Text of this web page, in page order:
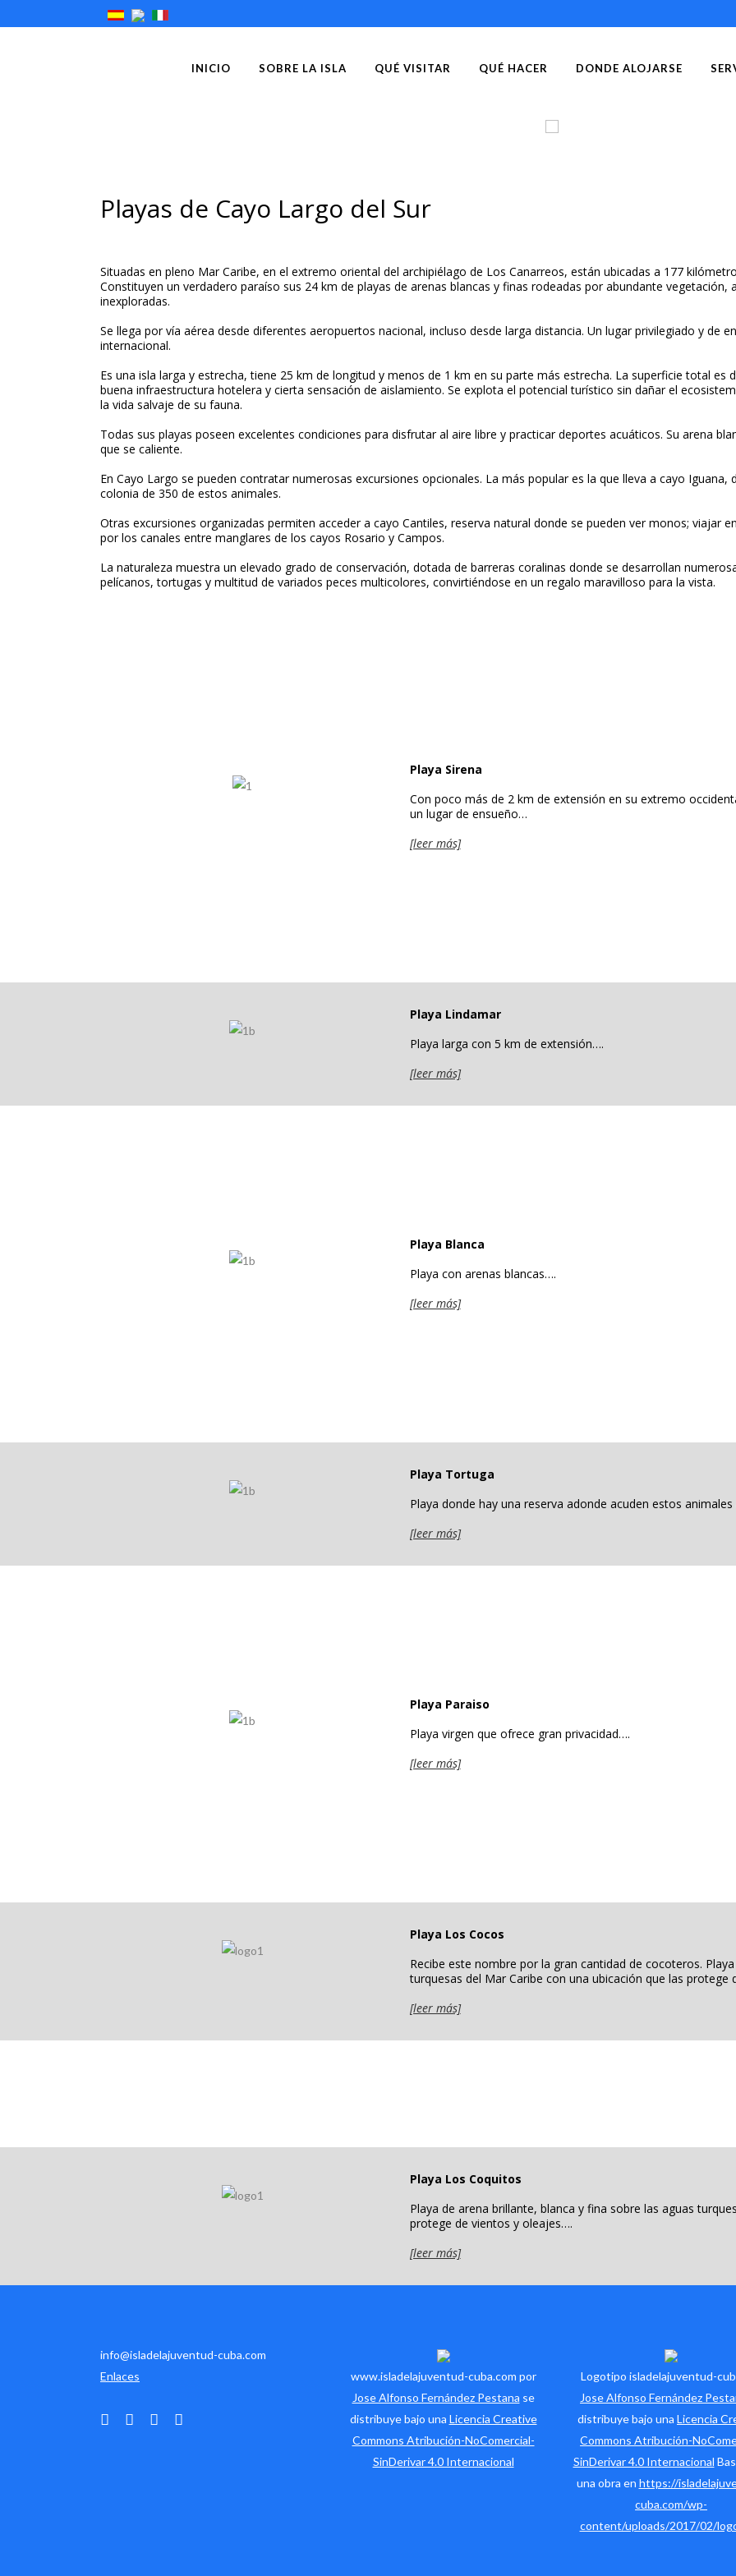
INICIO SOBRE LA ISLA QUÉ VISITAR QUÉ HACER DONDE ALOJARSE
Playas de Cayo Largo del Sur
Situadas en pleno Mar Caribe, en el extremo oriental del archipiélago de Los Canarreos, están ubicadas a 177
Constituyen un verdadero paraíso sus 24 km de playas de arenas blancas y finas rodeadas por abundante vegetación,
inexploradas.
Se llega por vía aérea desde diferentes aeropuertos nacional, incluso desde larga distancia. Un lugar privilegiado y de
internacional.
Es una isla larga y estrecha, tiene 25 km de longitud y menos de 1 km en su parte más estrecha. La superficie total es
buena infraestructura hotelera y cierta sensación de aislamiento. Se explota el potencial turístico sin dañar el
la vida salvaje de su fauna.
Todas sus playas poseen excelentes condiciones para disfrutar al aire libre y practicar deportes acuáticos. Su arena
que se caliente.
En Cayo Largo se pueden contratar numerosas excursiones opcionales. La más popular es la que lleva a cayo
colonia de 350 de estos animales.
Otras excursiones organizadas permiten acceder a cayo Cantiles, reserva natural donde se pueden ver monos; viajar
por los canales entre manglares de los cayos Rosario y Campos.
La naturaleza muestra un elevado grado de conservación, dotada de barreras coralinas donde se desarrollan
pelícanos, tortugas y multitud de variados peces multicolores, convirtiéndose en un regalo maravilloso para la vista.
Playa Sirena
Con poco más de 2 km de extensión en su extremo
un lugar de ensueño…
[leer más]
Playa Lindamar
Playa larga con 5 km de extensión….
[leer más]
Playa Blanca
Playa con arenas blancas….
[leer más]
Playa Tortuga
Playa donde hay una reserva adonde acuden estos
[leer más]
Playa Paraiso
Playa virgen que ofrece gran privacidad….
[leer más]
Playa Los Cocos
Recibe este nombre por la gran cantidad de cocoteros.
turquesas del Mar Caribe con una ubicación que las protege
[leer más]
Playa Los Coquitos
Playa de arena brillante, blanca y fina sobre las aguas
protege de vientos y oleajes….
[leer más]
info@isladelajuventud-cuba.com
Enlaces
www.isladelajuventud-cuba.com por
Jose Alfonso Fernández Pestana se
distribuye bajo una Licencia Creative
Commons Atribución-NoComercial-
SinDerivar 4.0 Internacional
Logotipo isladelajuventud-
Jose Alfonso Fernández
distribuye bajo una Licencia
Commons Atribución-
SinDerivar 4.0 Internacional
una obra en https://
cuba.com/wp-
content/uploads/2017/02/